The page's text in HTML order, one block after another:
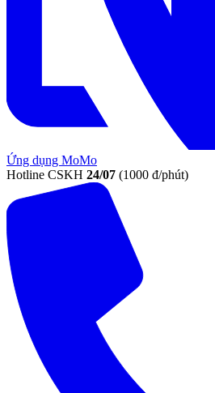
Ứng dụng MoMo
Hotline CSKH 24/07 (1000 đ/phút)